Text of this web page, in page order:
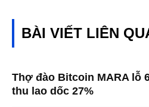
BÀI VIẾT LIÊN
Thợ đào Bitcoin MARA lỗ
thu lao dốc 27%